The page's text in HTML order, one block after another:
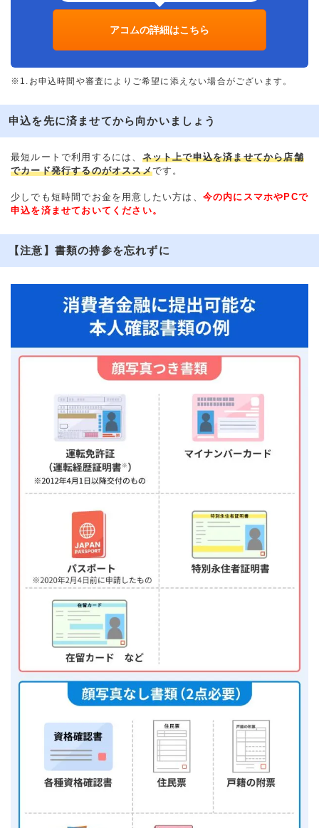
アコムの詳細はこちら
※1.お申込時間や審査によりご希望に添えない場合がございます。
申込を先に済ませてから向かいましょう
最短ルートで利用するには、 ネット上で申込を済ませてから店舗
でカード発行するのがオススメです。
少しでも短時間でお金を用意したい方は、 今の内にスマホやPCで
申込を済ませておいてください。
【注意】書類の持参を忘れずに